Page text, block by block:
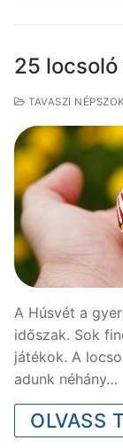
25
TAVASZI
A Húsvét a
időszak. Sok
játékok. A
adunk néhány…
OLVASS